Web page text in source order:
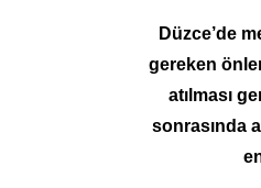
Düzce’de
gereken
atılması
sonrasında